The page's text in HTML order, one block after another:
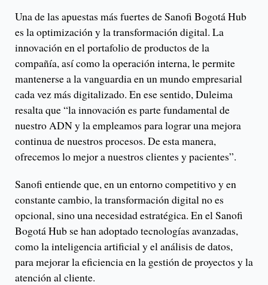
Una de las apuestas más fuertes de Sanofi Bogotá Hub
es la optimización y la transformación digital. La
innovación en el portafolio de productos de la
compañía, así como la operación interna, le permite
mantenerse a la vanguardia en un mundo empresarial
cada vez más digitalizado. En ese sentido, Duleima
resalta que “la innovación es parte fundamental de
nuestro ADN y la empleamos para lograr una mejora
continua de nuestros procesos. De esta manera,
ofrecemos lo mejor a nuestros clientes y pacientes”.
Sanofi entiende que, en un entorno competitivo y en
constante cambio, la transformación digital no es
opcional, sino una necesidad estratégica. En el Sanofi
Bogotá Hub se han adoptado tecnologías avanzadas,
como la inteligencia artificial y el análisis de datos,
para mejorar la eficiencia en la gestión de proyectos y la
atención al cliente.